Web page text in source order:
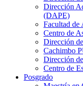
Dirección
(DAPE)
Facultad de
Centro de
Dirección
Cachimbo
Dirección
Centro de
Posgrado